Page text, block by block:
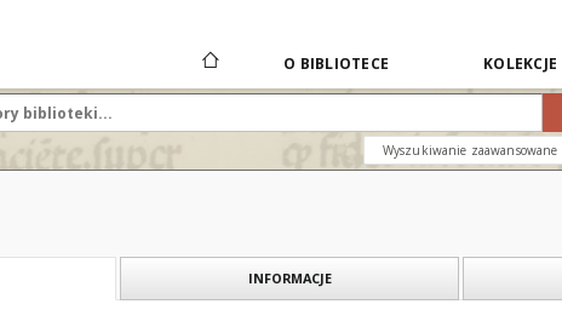
O BIBLIOTECE KOLEKCJE
Wyszukiwanie zaawansowane
INFORMACJE